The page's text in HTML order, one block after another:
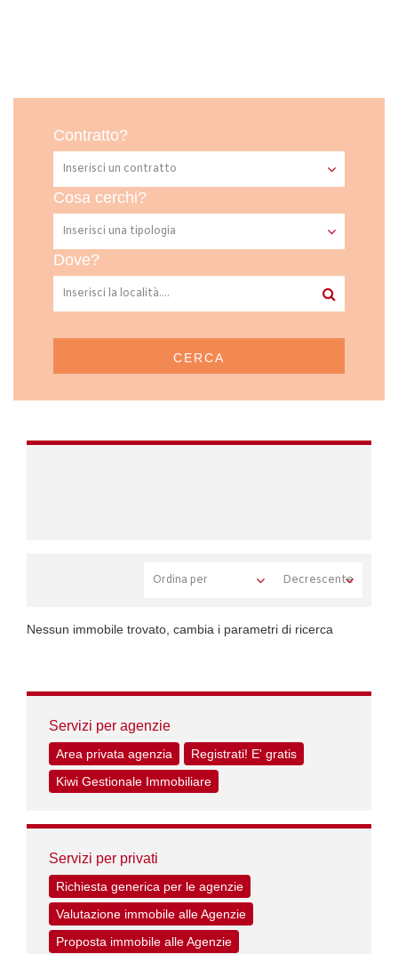
Contratto?
Cosa cerchi?
Dove?
CERCA
Nessun immobile trovato, cambia i parametri di ricerca
Servizi per agenzie
Area privata agenzia
Registrati! E' gratis
Kiwi Gestionale Immobiliare
Servizi per privati
Richiesta generica per le agenzie
Valutazione immobile alle Agenzie
Proposta immobile alle Agenzie